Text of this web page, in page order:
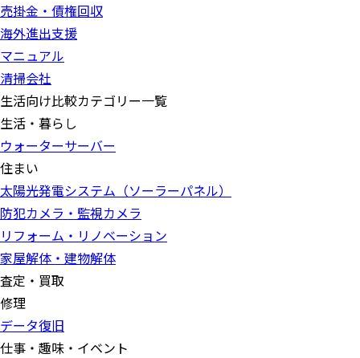
売掛金・債権回収
海外進出支援
マニュアル
清掃会社
生活向け比較カテゴリー一覧
生活・暮らし
ウォーターサーバー
住まい
太陽光発電システム（ソーラーパネル）
防犯カメラ・監視カメラ
リフォーム・リノベーション
家屋解体・建物解体
査定・買取
修理
データ復旧
仕事・趣味・イベント